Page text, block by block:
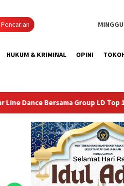
Pencarian
HUKUM & KRIMINAL OPINI
LD Top 100 Isi